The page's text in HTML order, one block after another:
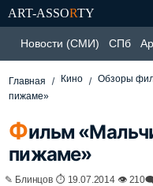
ART-ASSORTY
Новости (СМИ) СПб
Главная Кино Обзоры
пижаме»
Фильм
пижаме»
✎ Блинцов ⏱ 19.07.2014 👁 210